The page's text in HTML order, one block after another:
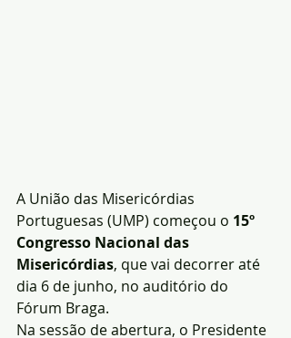
A União das Misericórdias
Portuguesas (UMP) começou o 15º
Congresso Nacional das
Misericórdias, que vai decorrer até
dia 6 de junho, no auditório do
Fórum Braga.
Na sessão de abertura, o Presidente